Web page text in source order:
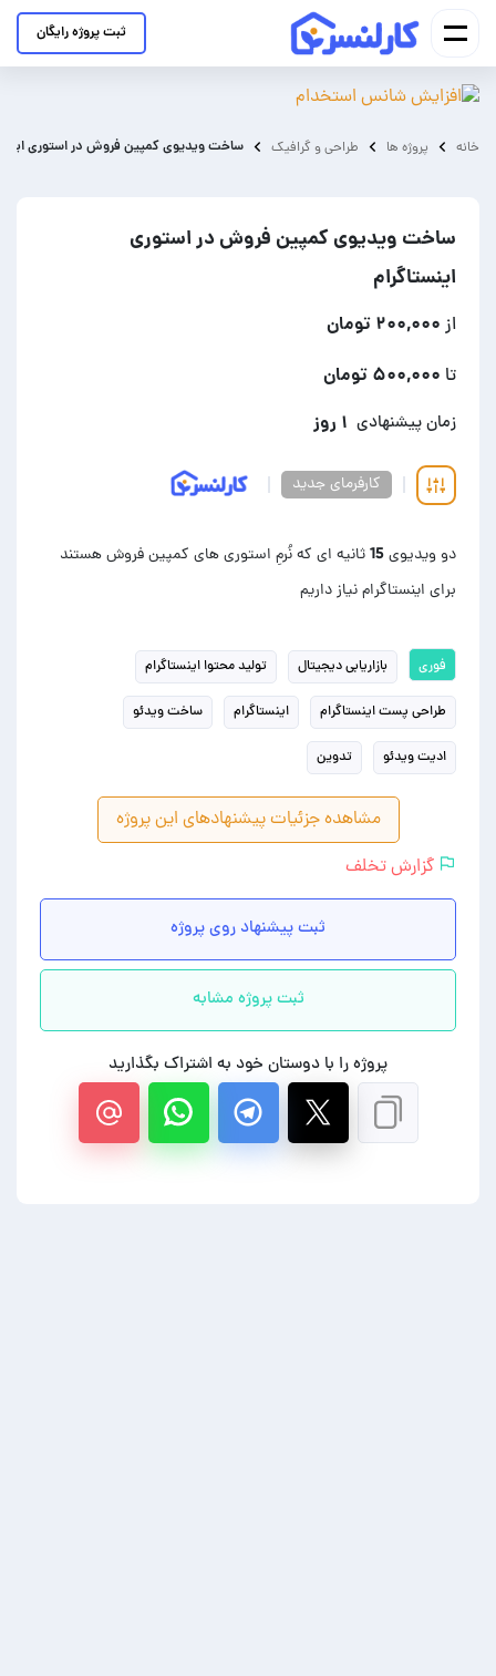
ثبت پروژه رایگان
خانه پروژه ها طراحی و گرافیک ساخت ویدیوی کمپین فروش در استوری
ساخت ویدیوی کمپین فروش در استوری
اینستاگرام
از ۲۰۰,۰۰۰ تومان
تا ۵۰۰,۰۰۰ تومان
زمان پیشنهادی ۱ روز
کارفرمای جدید
دو ویدیوی 15 ثانیه ای که نُرمِ استوری های کمپین فروش هستند
برای اینستاگرام نیاز داریم
فوری بازاریابی دیجیتال تولید محتوا اینستاگرام
طراحی پست اینستاگرام اینستاگرام ساخت ویدئو
ادیت ویدئو تدوین
مشاهده جزئیات پیشنهادهای این پروژه
گزارش تخلف
ثبت پیشنهاد روی پروژه
ثبت پروژه مشابه
پروژه را با دوستان خود به اشتراک بگذارید